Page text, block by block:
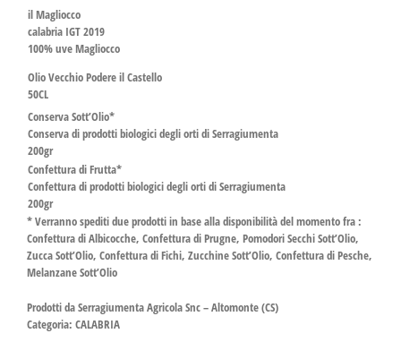
il Magliocco
calabria IGT 2019
100% uve Magliocco
Olio Vecchio Podere il Castello
50CL
Conserva Sott’Olio*
Conserva di prodotti biologici degli orti di Serragiumenta
200gr
Confettura di Frutta*
Confettura di prodotti biologici degli orti di Serragiumenta
200gr
* Verranno spediti due prodotti in base alla disponibilità del momento fra :
Confettura di Albicocche, Confettura di Prugne, Pomodori Secchi Sott’Olio,
Zucca Sott’Olio, Confettura di Fichi, Zucchine Sott’Olio, Confettura di Pesche,
Melanzane Sott’Olio
Prodotti da Serragiumenta Agricola Snc – Altomonte (CS)
Categoria: CALABRIA